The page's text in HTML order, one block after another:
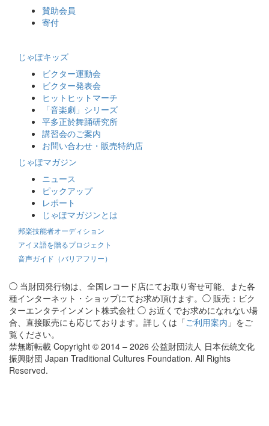
賛助会員
寄付
じゃぽキッズ
ビクター運動会
ビクター発表会
ヒットヒットマーチ
「音楽劇」シリーズ
平多正於舞踊研究所
講習会のご案内
お問い合わせ・販売特約店
じゃぽマガジン
ニュース
ピックアップ
レポート
じゃぽマガジンとは
邦楽技能者オーディション
アイヌ語を贈るプロジェクト
音声ガイド（バリアフリー）
◯ 当財団発行物は、全国レコード店にてお取り寄せ可能、また各
種インターネット・ショップにてお求め頂けます。◯ 販売：ビク
ターエンタテインメント株式会社 ◯ お近くでお求めになれない場
合、直接販売にも応じております。詳しくは「ご利用案内 」をご
覧ください。
禁無断転載 Copyright © 2014 – 2026 公益財団法人 日本伝統文化
振興財団 Japan Traditional Cultures Foundation. All Rights
Reserved.